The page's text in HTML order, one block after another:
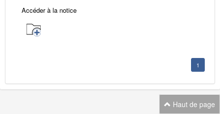
Accéder à la notice
1
Haut de page